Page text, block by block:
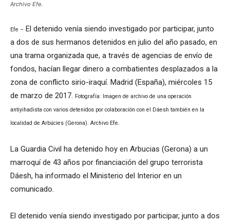
Archivo Efe.
Efe – El detenido venía siendo investigado por participar, junto
a dos de sus hermanos detenidos en julio del año pasado, en
una trama organizada que, a través de agencias de envío de
fondos, hacían llegar dinero a combatientes desplazados a la
zona de conflicto sirio-iraquí. Madrid (España), miércoles 15
de marzo de 2017. Fotografía: Imagen de archivo de una operación
antiyihadista con varios detenidos por colaboración con el Dáesh también en la
localidad de Arbúcies (Gerona). Archivo Efe.
La Guardia Civil ha detenido hoy en Arbucias (Gerona) a un
marroquí de 43 años por financiación del grupo terrorista
Dáesh, ha informado el Ministerio del Interior en un
comunicado.
El detenido venía siendo investigado por participar, junto a dos